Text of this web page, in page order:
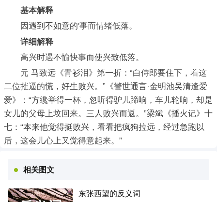
基本解释
因遇到不如意的'事而情绪低落。
详细解释
高兴时遇不愉快事而使兴致低落。
元 马致远《青衫泪》第一折：“白侍郎要住下，着这
二位摧逼的慌，好生败兴。”《警世通言·金明池吴清逢爱
爱》：“方纔举得一杯，忽听得驴儿蹄响，车儿轮响，却是
女儿的父母上坟回来。三人败兴而返。”梁斌《播火记》十
七：“本来他觉得挺败兴，看看把疯狗拉远，经过急跑以
后，这会儿心上又觉得意起来。”
相关图文
东张西望的反义词